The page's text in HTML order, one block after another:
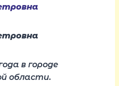
в городе
области.